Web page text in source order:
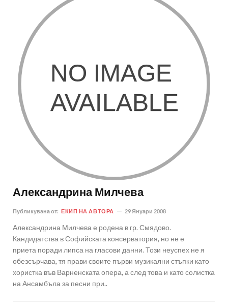
Александрина Милчева
Публикувана от: ЕКИП НА АВТОРА 29 Януари 2008
Александрина Милчева е родена в гр. Смядово.
Кандидатства в Софийската консерватория, но не е
приета поради липса на гласови данни. Този неуспех не я
обезсърчава, тя прави своите първи музикални стъпки като
хористка във Варненската опера, а след това и като солистка
на Ансамбъла за песни при..